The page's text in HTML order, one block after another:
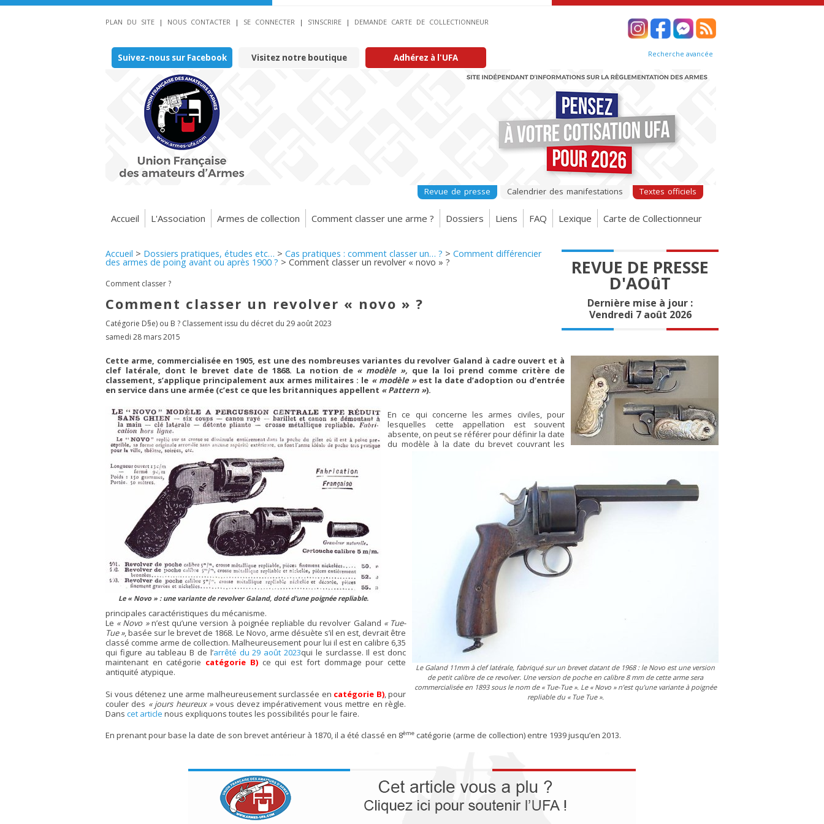
PLAN DU SITE | NOUS CONTACTER | SE CONNECTER | S’INSCRIRE | DEMANDE CARTE DE COLLECTIONNEUR
Suivez-nous sur Facebook Visitez notre boutique Adhérez à l'UFA Recherche avancée
Revue de presse Calendrier des manifestations Textes officiels
Accueil L'Association Armes de collection Comment classer une arme ? Dossiers Liens FAQ Lexique Carte de Collectionneur
REVUE DE PRESSE
D'AOûT
Dernière mise à jour :
Vendredi 7 août 2026
Accueil > Dossiers pratiques, études etc… > Cas pratiques : comment classer un… ? > Comment différencier
des armes de poing avant ou après 1900 ? > Comment classer un revolver « novo » ?
Comment classer ?
Comment classer un revolver « novo » ?
Catégorie D§e) ou B ? Classement issu du décret du 29 août 2023
samedi 28 mars 2015
Cette arme, commercialisée en 1905, est une des nombreuses variantes du revolver Galand à cadre ouvert et à
clef latérale, dont le brevet date de 1868. La notion de « modèle », que la loi prend comme critère de
classement, s’applique principalement aux armes militaires : le « modèle »est la date d’adoption ou d’entrée
en service dans une armée (c’est ce que les britanniques appellent « Pattern »).
Le « Novo » : une variante de revolver Galand, doté d’une poignée repliable.
Le Galand 11mm à clef latérale, fabriqué sur un brevet datant de 1968 : le Novo est une version
de petit calibre de ce revolver. Une version de poche en calibre 8 mm de cette arme sera
commercialisée en 1893 sous le nom de « Tue-Tue ». Le « Novo »n’est qu’une variante à poignée
repliable du « Tue Tue ».
En ce qui concerne les armes civiles, pour
lesquelles cette appellation est souvent
absente, on peut se référer pour définir la date
du modèle à la date du brevet couvrant les
principales caractéristiques du mécanisme.
Le « Novo »n’est qu’une version à poignée repliable du revolver Galand « Tue-
Tue », basée sur le brevet de 1868. Le Novo, arme désuète s’il en est, devrait être
classé comme arme de collection. Malheureusement pour lui il est en calibre 6,35
qui figure au tableau B de l’arrêté du 29 août 2023qui le surclasse. Il est donc
maintenant en catégorie catégorie B)ce qui est fort dommage pour cette
antiquité atypique.
Si vous détenez une arme malheureusement surclassée en catégorie B), pour
couler des « jours heureux »vous devez impérativement vous mettre en règle.
Dans cet article nous expliquons toutes les possibilités pour le faire.
En prenant pour base la date de son brevet antérieur à 1870, il a été classé en 8ème catégorie (arme de collection) entre 1939 jusqu’en 2013.